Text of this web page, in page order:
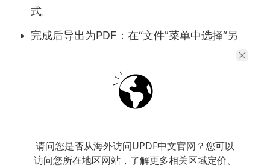
请问您是否从海外访问UPDF中文官网？您可以
访问您所在地区网站，了解更多相关区域定价、
式。
完成后导出为PDF：在“文件”菜单中选择“另